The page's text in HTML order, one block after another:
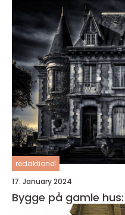
redaktionel
17. January 2024
Bygge på gamle